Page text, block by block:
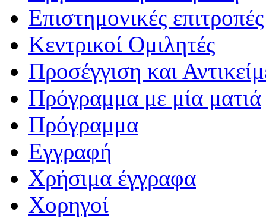
Επιστημονικές επιτροπές
Κεντρικοί Ομιλητές
Προσέγγιση και
Πρόγραμμα με μία ματιά
Πρόγραμμα
Εγγραφή
Χρήσιμα έγγραφα
Χορηγοί